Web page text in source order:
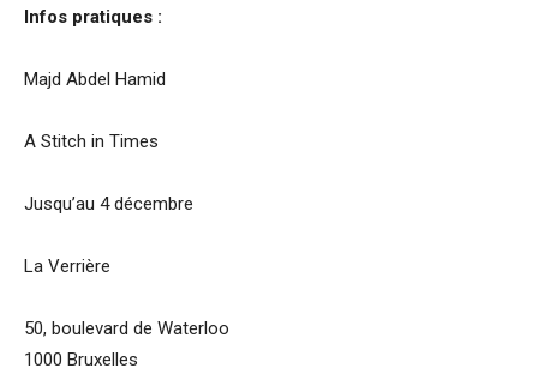
Infos pratiques :
Majd Abdel Hamid
A Stitch in Times
Jusqu’au 4 décembre
La Verrière
50, boulevard de Waterloo
1000 Bruxelles